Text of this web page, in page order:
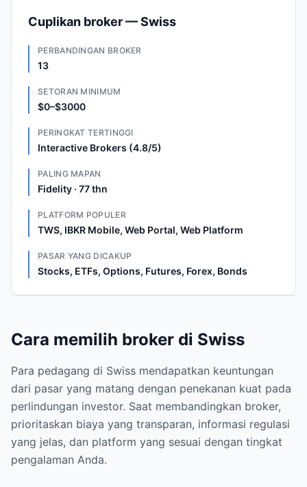
Cuplikan broker — Swiss
PERBANDINGAN BROKER
13
SETORAN MINIMUM
$0–$3000
PERINGKAT TERTINGGI
Interactive Brokers (4.8/5)
PALING MAPAN
Fidelity · 77 thn
PLATFORM POPULER
TWS, IBKR Mobile, Web Portal, Web Platform
PASAR YANG DICAKUP
Stocks, ETFs, Options, Futures, Forex, Bonds
Cara memilih broker di Swiss
Para pedagang di Swiss mendapatkan keuntungan
dari pasar yang matang dengan penekanan kuat pada
perlindungan investor. Saat membandingkan broker,
prioritaskan biaya yang transparan, informasi regulasi
yang jelas, dan platform yang sesuai dengan tingkat
pengalaman Anda.